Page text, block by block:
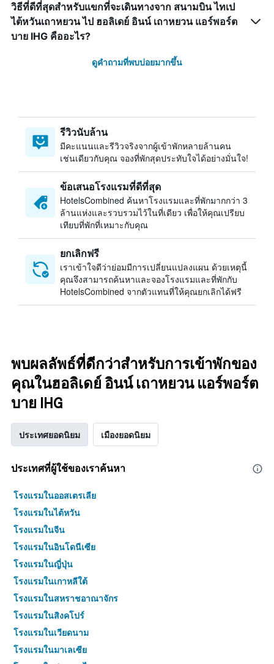
วิธีที่ดีที่สุดสำหรับแขกที่จะเดินทางจาก สนามบิน ไทเป
ไต้หวันเถาหยวน ไป ฮอลิเดย์ อินน์ เถาหยวน แอร์พอร์ต
บาย IHG คืออะไร?
ดูคำถามที่พบบ่อยมากขึ้น
รีวิวนับล้าน
มีคะแนนและรีวิวจริงจากผู้เข้าพักหลายล้านคน
เช่นเดียวกับคุณ จองที่พักสุดประทับใจได้อย่างมั่นใจ!
ข้อเสนอโรงแรมที่ดีที่สุด
HotelsCombined ค้นหาโรงแรมและที่พักมากกว่า 3
ล้านแห่งและรวบรวมไว้ในที่เดียว เพื่อให้คุณเปรียบ
เทียบที่พักที่เหมาะกับคุณ
ยกเลิกฟรี
เราเข้าใจดีว่าย่อมมีการเปลี่ยนแปลงแผน ด้วยเหตุนี้
คุณจึงสามารถค้นหาและจองโรงแรมและที่พักกับ
HotelsCombined จากตัวแทนที่ให้คุณยกเลิกได้ฟรี
พบผลลัพธ์ที่ดีกว่าสำหรับการเข้าพักของ
คุณในฮอลิเดย์ อินน์ เถาหยวน แอร์พอร์ต
บาย IHG
ประเทศยอดนิยม เมืองยอดนิยม
ประเทศที่ผู้ใช้ของเราค้นหา
โรงแรมในออสเตรเลีย
โรงแรมในไต้หวัน
โรงแรมในจีน
โรงแรมในอินโดนีเซีย
โรงแรมในญี่ปุ่น
โรงแรมในเกาหลีใต้
โรงแรมในสหราชอาณาจักร
โรงแรมในสิงคโปร์
โรงแรมในเวียดนาม
โรงแรมในมาเลเซีย